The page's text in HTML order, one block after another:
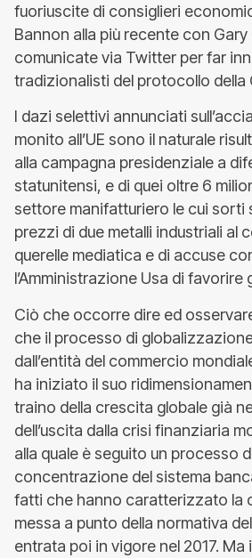
fuoriuscite di consiglieri
Bannon alla più recente con
comunicate via Twitter per far
tradizionalisti del protocollo della
I dazi selettivi annunciati
monito all’UE sono il naturale
alla campagna presidenziale a
statunitensi, e di quei oltre 6
settore manifatturiero le cui sorti
prezzi di due metalli industriali al
querelle mediatica e di accuse
l’Amministrazione Usa di favorire
Ciò che occorre dire ed
che il processo di
dall’entità del commercio
ha iniziato il suo
traino della crescita globale già
dell’uscita dalla crisi finanziaria
alla quale è seguito un processo
concentrazione del sistema
fatti che hanno caratterizzato la
messa a punto della normativa del
entrata poi in vigore nel 2017. Ma